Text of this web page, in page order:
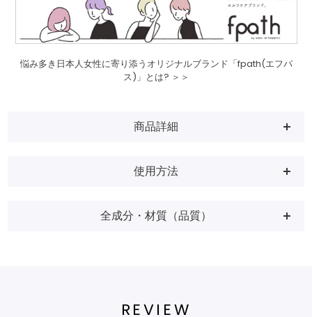
悩み多き日本人女性に寄り添うオリジナルブランド「fpath(エフパ
ス)」とは? ＞＞
商品詳細
使用方法
全成分・材質（品質）
REVIEW